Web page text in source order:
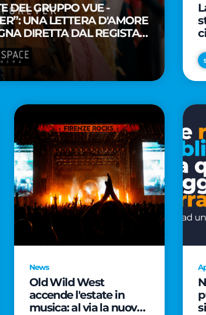
DEL GRUPPO VUE -
UNA LETTERA D'AMORE
DIRETTA DAL REGISTA
News
Old Wild West
accende l'estate in
musica: al via la nuova